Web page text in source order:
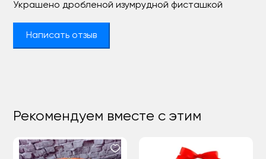
Украшено дробленой изумрудной фисташкой
Написать отзыв
Рекомендуем вместе с этим